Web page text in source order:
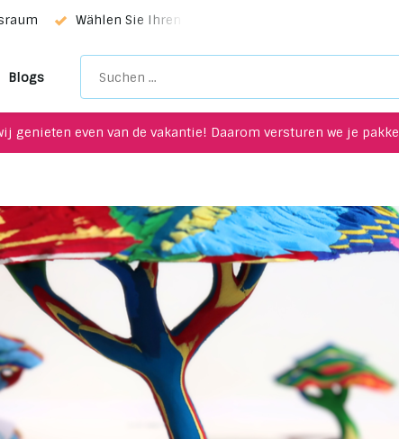
Einzigartige Upcycling-Artikel für Ihre
Blogs
genieten even van de vakantie! Daarom versturen we je